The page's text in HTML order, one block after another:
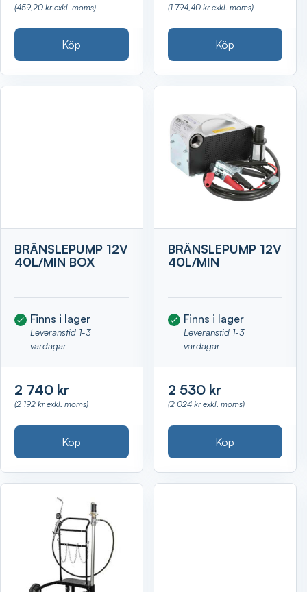
(459,20 kr exkl. moms)
Köp
(1 794,40 kr exkl. moms)
Köp
BRÄNSLEPUMP 12V
40L/MIN BOX
Finns i lager
Leveranstid 1-3
vardagar
2 740 kr
(2 192 kr exkl. moms)
Köp
BRÄNSLEPUMP 12V
40L/MIN
Finns i lager
Leveranstid 1-3
vardagar
2 530 kr
(2 024 kr exkl. moms)
Köp